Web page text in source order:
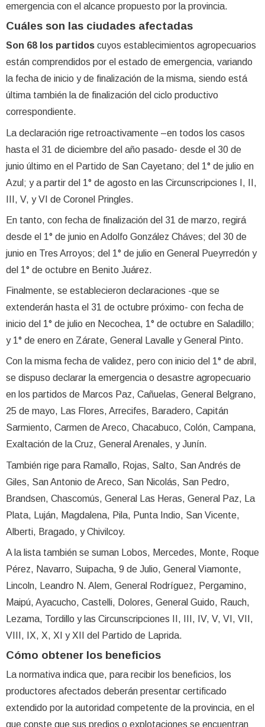
emergencia con el alcance propuesto por la provincia.
Cuáles son las ciudades afectadas
Son 68 los partidos cuyos establecimientos agropecuarios
están comprendidos por el estado de emergencia, variando
la fecha de inicio y de finalización de la misma, siendo está
última también la de finalización del ciclo productivo
correspondiente.
La declaración rige retroactivamente –en todos los casos
hasta el 31 de diciembre del año pasado- desde el 30 de
junio último en el Partido de San Cayetano; del 1° de julio en
Azul; y a partir del 1° de agosto en las Circunscripciones I, II,
III, V, y VI de Coronel Pringles.
En tanto, con fecha de finalización del 31 de marzo, regirá
desde el 1° de junio en Adolfo González Cháves; del 30 de
junio en Tres Arroyos; del 1° de julio en General Pueyrredón y
del 1° de octubre en Benito Juárez.
Finalmente, se establecieron declaraciones -que se
extenderán hasta el 31 de octubre próximo- con fecha de
inicio del 1° de julio en Necochea, 1° de octubre en Saladillo;
y 1° de enero en Zárate, General Lavalle y General Pinto.
Con la misma fecha de validez, pero con inicio del 1° de abril,
se dispuso declarar la emergencia o desastre agropecuario
en los partidos de Marcos Paz, Cañuelas, General Belgrano,
25 de mayo, Las Flores, Arrecifes, Baradero, Capitán
Sarmiento, Carmen de Areco, Chacabuco, Colón, Campana,
Exaltación de la Cruz, General Arenales, y Junín.
También rige para Ramallo, Rojas, Salto, San Andrés de
Giles, San Antonio de Areco, San Nicolás, San Pedro,
Brandsen, Chascomús, General Las Heras, General Paz, La
Plata, Luján, Magdalena, Pila, Punta Indio, San Vicente,
Alberti, Bragado, y Chivilcoy.
A la lista también se suman Lobos, Mercedes, Monte, Roque
Pérez, Navarro, Suipacha, 9 de Julio, General Viamonte,
Lincoln, Leandro N. Alem, General Rodríguez, Pergamino,
Maipú, Ayacucho, Castelli, Dolores, General Guido, Rauch,
Lezama, Tordillo y las Circunscripciones II, III, IV, V, VI, VII,
VIII, IX, X, XI y XII del Partido de Laprida.
Cómo obtener los beneficios
La normativa indica que, para recibir los beneficios, los
productores afectados deberán presentar certificado
extendido por la autoridad competente de la provincia, en el
que conste que sus predios o explotaciones se encuentran